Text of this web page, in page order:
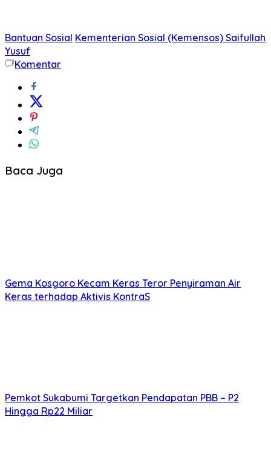
Bantuan Sosial Kementerian Sosial (Kemensos) Saifullah
Yusuf
Komentar
Baca Juga
Gema Kosgoro Kecam Keras Teror Penyiraman Air
Keras terhadap Aktivis KontraS
Pemkot Sukabumi Targetkan Pendapatan PBB – P2
Hingga Rp22 Miliar